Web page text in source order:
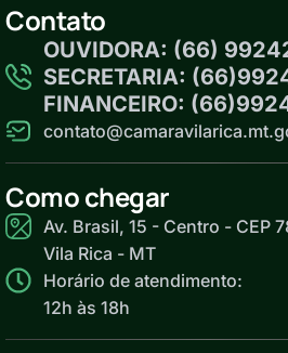
Contato
OUVIDORA: (66)
SECRETARIA:
FINANCEIRO:
Como chegar
Av. Brasil, 15 - Centro - CEP
Vila Rica - MT
Horário de atendimento:
12h às 18h